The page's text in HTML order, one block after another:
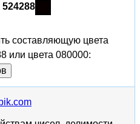
составляющую цвета
или цвета 080000: